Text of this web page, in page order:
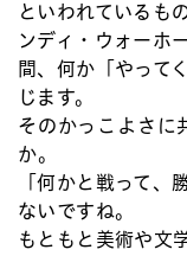
といわれているも
ンディ・ウォーホ
間、何か「やって
じます。
そのかっこよさに
か。
「何かと戦って、
ないですね。
もともと美術や文